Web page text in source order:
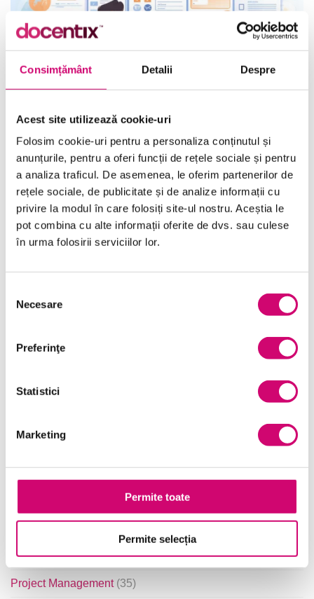
Consimțământ Detalii Despre
Acest site utilizează cookie-uri
Folosim cookie-uri pentru a personaliza conținutul și
anunțurile, pentru a oferi funcții de rețele sociale și pentru
a analiza traficul. De asemenea, le oferim partenerilor de
rețele sociale, de publicitate și de analize informații cu
privire la modul în care folosiți site-ul nostru. Aceștia le
pot combina cu alte informații oferite de dvs. sau culese
în urma folosirii serviciilor lor.
consimțământului
Necesare
Preferinţe
Statistici
Marketing
Permite toate
Permite selecția
Categorii de Cursuri
Comunicare
Management și Leadership(103)
Microsoft Office(241)
Project Management (35)
Managementul personalului – Totalitatea
recompenselor
54 minute Toate Nivelele
Vezi Detalii